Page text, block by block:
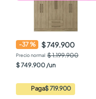
-37% $ 749.900
$ 1.199.900
$749.900 /un
Paga$ 719.900